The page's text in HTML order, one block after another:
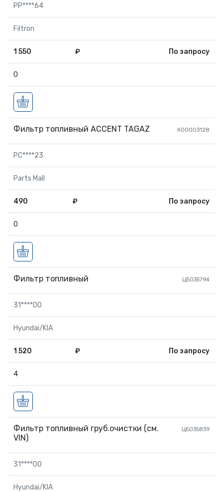
PP****64
Filtron
1 550 ₽ По запросу
0
Фильтр топливный ACCENT TAGAZ К00003128
PC****23
Parts Mall
490 ₽ По запросу
0
Фильтр топливный ЦБ035794
31****00
Hyundai/KIA
1 520 ₽ По запросу
4
Фильтр топливный груб.очистки (см.
VIN)
ЦБ035839
31****00
Hyundai/KIA